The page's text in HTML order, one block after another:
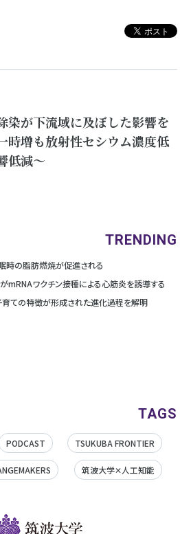
染が下流域に及ぼした影響を
時増も放射性セシウム濃度低
低減～
TRENDING
時の脂肪燃焼が促進される
mRNAワクチン接種による心筋炎を誘導する
育ての特徴が形成された進化過程を解明
TAGS
PODCAST TSUKUBA FRONTIER
筑波大学✕人工知能